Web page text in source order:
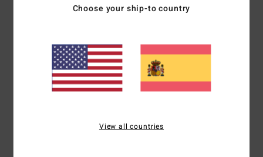
Rellenos en Copas: No
Tirantes:Tirantes ajustables con aro y deslizador.
Cierre:Gancho en S en el centro de la espalda.
Marca:Logo Billabong bordado.
Otros detalles:Costuras de refuerzo en el busto
guía de tallas para encontrar la tuya.
Choose your ship-to country
View all countries